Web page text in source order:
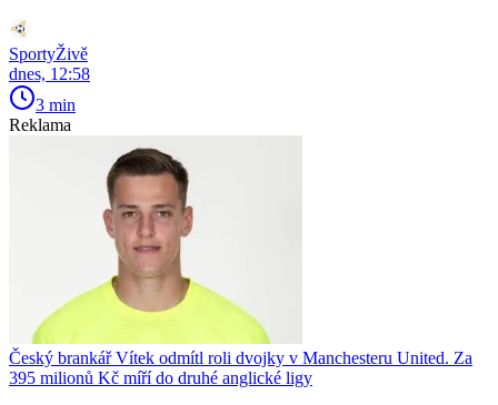
SportyŽivě
dnes, 12:58
3 min
Reklama
Český brankář Vítek odmítl roli dvojky v Manchesteru United. Za
395 milionů Kč míří do druhé anglické ligy